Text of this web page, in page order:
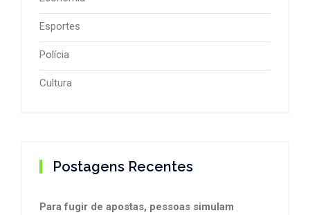
Esportes
Polícia
Cultura
Postagens Recentes
Para fugir de apostas, pessoas simulam